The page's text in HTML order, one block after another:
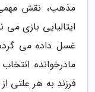
مذهب، نقش مهمی
ایتالیایی بازی
غسل داده می
مادرخوانده
فرزند به هر علتی